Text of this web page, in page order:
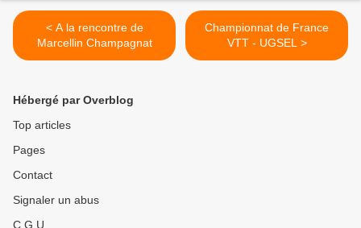
< A la rencontre de
Marcellin Champagnat
Championnat de France
VTT - UGSEL >
Hébergé par Overblog
Top articles
Pages
Contact
Signaler un abus
C.G.U.